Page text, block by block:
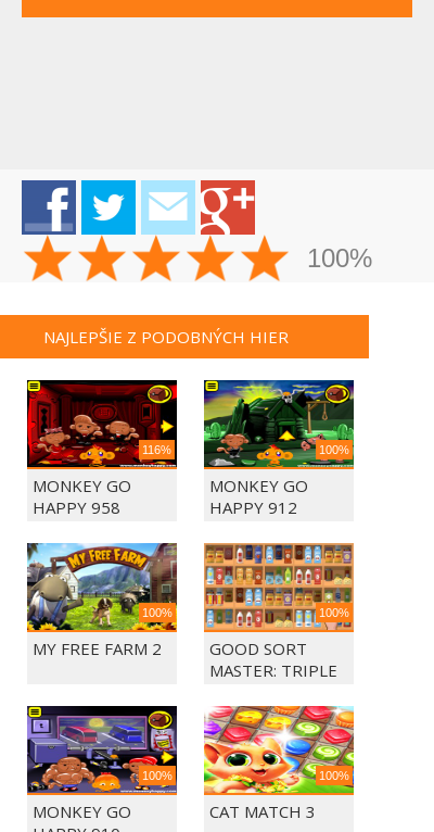
100%
NAJLEPŠIE Z PODOBNÝCH HIER
116%
MONKEY GO
HAPPY 958
100%
MONKEY GO
HAPPY 912
100%
MY FREE FARM 2
100%
GOOD SORT
MASTER: TRIPLE
100%
MONKEY GO
100%
CAT MATCH 3